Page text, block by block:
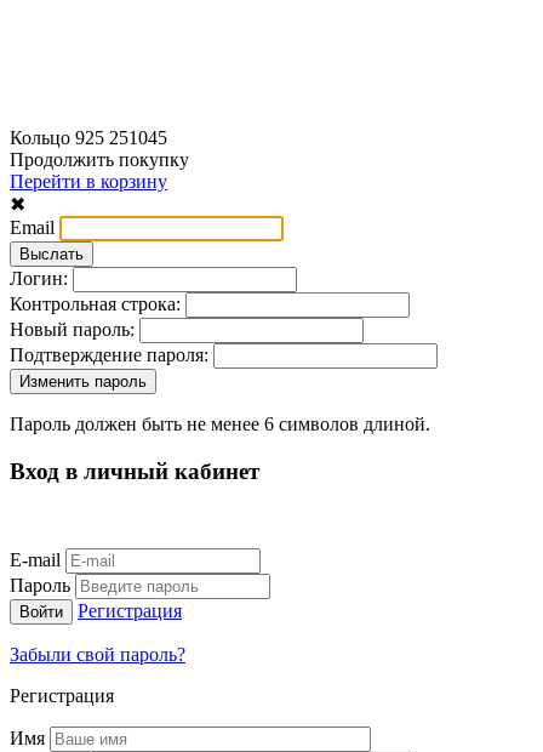
Кольцо 925 251045
Продолжить покупку
Перейти в корзину
✖
Email
Логин:
Контрольная строка:
Новый пароль:
Подтверждение пароля:
Пароль должен быть не менее 6 символов длиной.
Вход в личный кабинет
E-mail
Пароль
Регистрация
Забыли свой пароль?
Регистрация
Имя